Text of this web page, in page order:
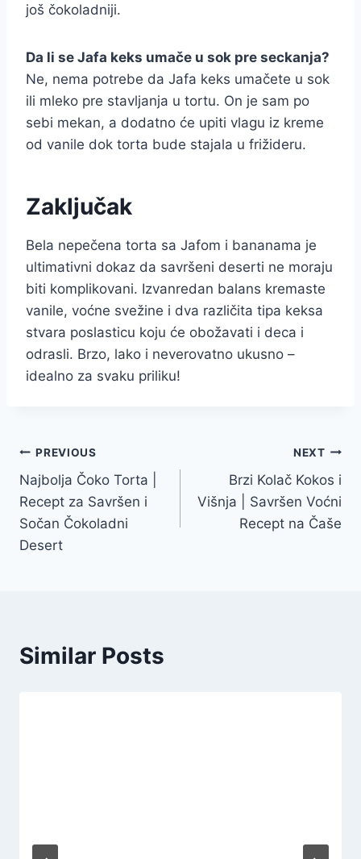
još čokoladniji.
Da li se Jafa keks umače u sok pre seckanja?
Ne, nema potrebe da Jafa keks umačete u sok
ili mleko pre stavljanja u tortu. On je sam po
sebi mekan, a dodatno će upiti vlagu iz kreme
od vanile dok torta bude stajala u frižideru.
Zaključak
Bela nepečena torta sa Jafom i bananama je
ultimativni dokaz da savršeni deserti ne moraju
biti komplikovani. Izvanredan balans kremaste
vanile, voćne svežine i dva različita tipa keksa
stvara poslasticu koju će obožavati i deca i
odrasli. Brzo, lako i neverovatno ukusno –
idealno za svaku priliku!
Post
navigation
PREVIOUS
Najbolja Čoko Torta |
Recept za Savršen i
Sočan Čokoladni
Desert
NEXT
Brzi Kolač Kokos i
Višnja | Savršen Voćni
Recept na Čaše
Similar Posts